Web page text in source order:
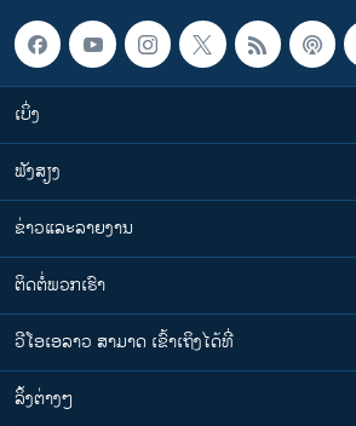
ເບິ່ງ
ຟັງສຽງ
ຂ່າວແລະລາຍງານ
ຕິດຕໍ່ພວກເຮົາ
ວີໂອເອລາວ ສາມາດ ເຂົ້າເຖິງໄດ້ທີ່
​ລິ້ງ​ຕ່າງໆ